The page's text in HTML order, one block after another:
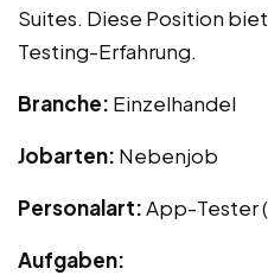
Suites. Diese Position
Testing-Erfahrung.
Branche: Einzelhandel
Jobarten: Nebenjob
Personalart:App-Tester
Aufgaben: